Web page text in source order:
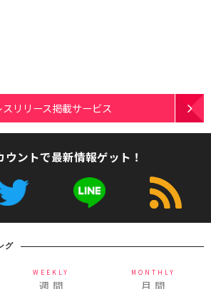
スリリース掲載サービス
ウントで最新情報ゲット！
グ
WEEKLY
週 間
MONTHLY
月 間